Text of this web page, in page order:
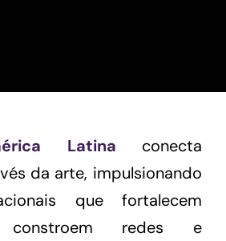
Latina conecta
da arte, impulsionando
que fortalecem
constroem redes e